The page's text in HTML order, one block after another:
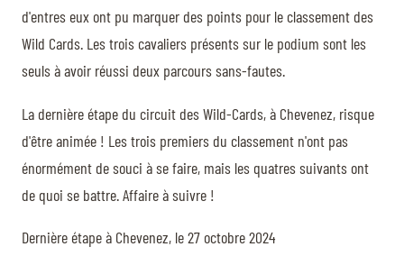
d'entres eux ont pu marquer des points pour le classement des
Wild Cards. Les trois cavaliers présents sur le podium sont les
seuls à avoir réussi deux parcours sans-fautes.
La dernière étape du circuit des Wild-Cards, à Chevenez, risque
d'être animée ! Les trois premiers du classement n'ont pas
énormément de souci à se faire, mais les quatres suivants ont
de quoi se battre. Affaire à suivre !
Dernière étape à Chevenez, le 27 octobre 2024